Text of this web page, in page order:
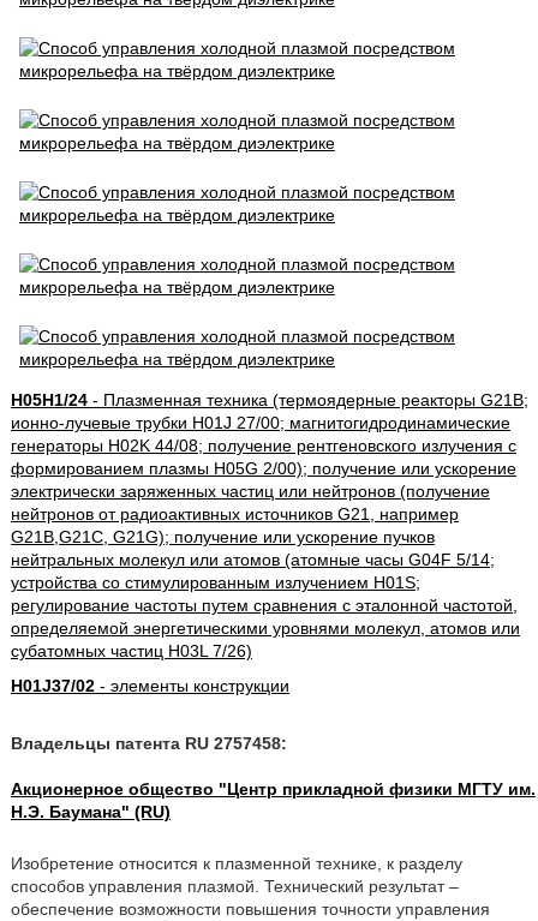
H05H1/24- Плазменная техника (термоядерные реакторы G21B;
ионно-лучевые трубки H01J 27/00; магнитогидродинамические
генераторы H02K 44/08; получение рентгеновского излучения с
формированием плазмы H05G 2/00); получение или ускорение
электрически заряженных частиц или нейтронов (получение
нейтронов от радиоактивных источников G21, например
G21B,G21C, G21G); получение или ускорение пучков
нейтральных молекул или атомов (атомные часы G04F 5/14;
устройства со стимулированным излучением H01S;
регулирование частоты путем сравнения с эталонной частотой,
определяемой энергетическими уровнями молекул, атомов или
субатомных частиц H03L 7/26)
H01J37/02- элементы конструкции
Владельцы патента RU 2757458:
Акционерное общество "Центр прикладной физики МГТУ им.
Н.Э. Баумана" (RU)
Изобретение относится к плазменной технике, к разделу
способов управления плазмой. Технический результат –
обеспечение возможности повышения точности управления